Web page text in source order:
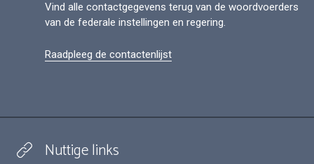
Vind alle contactgegevens terug van de woordvoerders
van de federale instellingen en regering.
Raadpleeg de contactenlijst
Nuttige links